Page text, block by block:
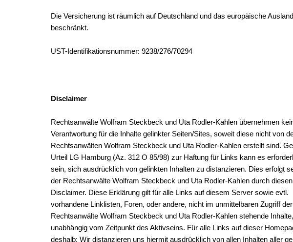
Die Versicherung ist räumlich auf Deutschland und das europäische Ausland
beschränkt.
UST-Identifikationsnummer: 9238/276/70294
Disclaimer
Rechtsanwälte Wolfram Steckbeck und Uta Rodler-Kahlen übernehmen
Verantwortung für die Inhalte gelinkter Seiten/Sites, soweit diese nicht von
Rechtsanwälten Wolfram Steckbeck und Uta Rodler-Kahlen erstellt sind.
Urteil LG Hamburg (Az. 312 O 85/98) zur Haftung für Links kann es
sein, sich ausdrücklich von gelinkten Inhalten zu distanzieren. Dies erfolgt
der Rechtsanwälte Wolfram Steckbeck und Uta Rodler-Kahlen durch diesen
Disclaimer. Diese Erklärung gilt für alle Links auf diesem Server sowie evtl.
vorhandene Linklisten, Foren, oder andere, nicht im unmittelbaren Zugriff der
Rechtsanwälte Wolfram Steckbeck und Uta Rodler-Kahlen stehende Inhalte,
unabhängig vom Zeitpunkt des Aktivseins. Für alle Links auf dieser
deshalb: Wir distanzieren uns hiermit ausdrücklich von allen Inhalten aller